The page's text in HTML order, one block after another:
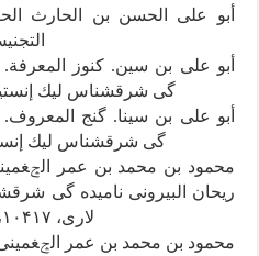
گى شرقشناس ليك
گى شرقشناس ليك
ريحان البيرونى ناميده گى
لارى، ۱۰۴۱۷، ۷۷۶۱/۳، ۸۷۹۶/۱۱، ۱۱۵۹۹/۳